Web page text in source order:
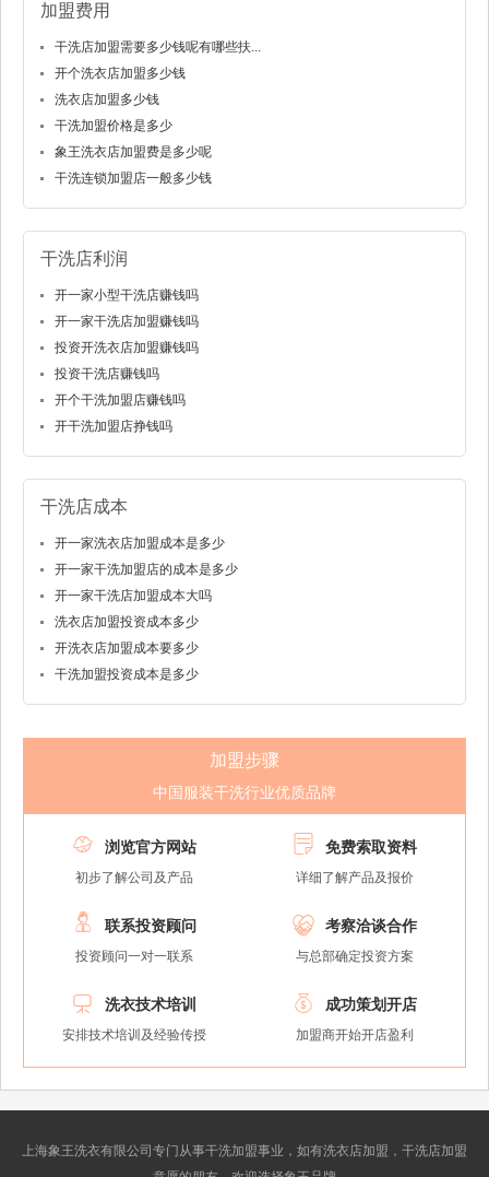
加盟费用
干洗店加盟需要多少钱呢有哪些扶...
开个洗衣店加盟多少钱
洗衣店加盟多少钱
干洗加盟价格是多少
象王洗衣店加盟费是多少呢
干洗连锁加盟店一般多少钱
干洗店利润
开一家小型干洗店赚钱吗
开一家干洗店加盟赚钱吗
投资开洗衣店加盟赚钱吗
投资干洗店赚钱吗
开个干洗加盟店赚钱吗
开干洗加盟店挣钱吗
干洗店成本
开一家洗衣店加盟成本是多少
开一家干洗加盟店的成本是多少
开一家干洗店加盟成本大吗
洗衣店加盟投资成本多少
开洗衣店加盟成本要多少
干洗加盟投资成本是多少
加盟步骤
中国服装干洗行业优质品牌
 浏览官方网站
初步了解公司及产品
 免费索取资料
详细了解产品及报价
 联系投资顾问
投资顾问一对一联系
 考察洽谈合作
与总部确定投资方案
 洗衣技术培训
安排技术培训及经验传授
 成功策划开店
加盟商开始开店盈利
上海象王洗衣有限公司专门从事干洗加盟事业，如有洗衣店加盟，干洗店加盟